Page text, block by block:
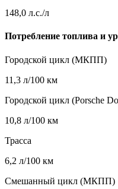
148,0 л.с./л
Потребление топлива и
Городской цикл (МКПП)
11,3 л/100 км
Городской цикл (Porsche
10,8 л/100 км
Трасса
6,2 л/100 км
Смешанный цикл (МКПП)